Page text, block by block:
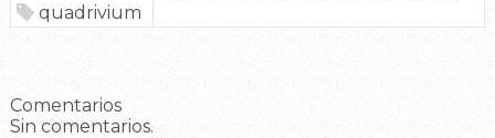
quadrivium
Comentarios
Sin comentarios.